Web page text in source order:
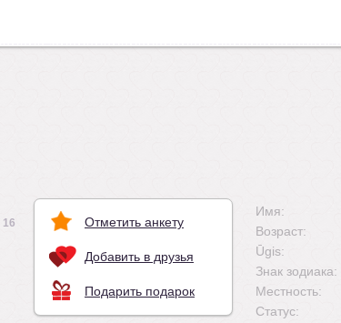
16 Отметить анкету
Добавить в друзья
Подарить подарок
Имя:
Возраст:
Ūgis:
Знак зодиака:
Местность:
Статус: